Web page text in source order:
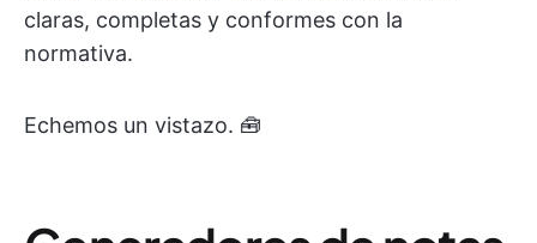
claras, completas y conformes con la
normativa.
Echemos un vistazo. 🧰